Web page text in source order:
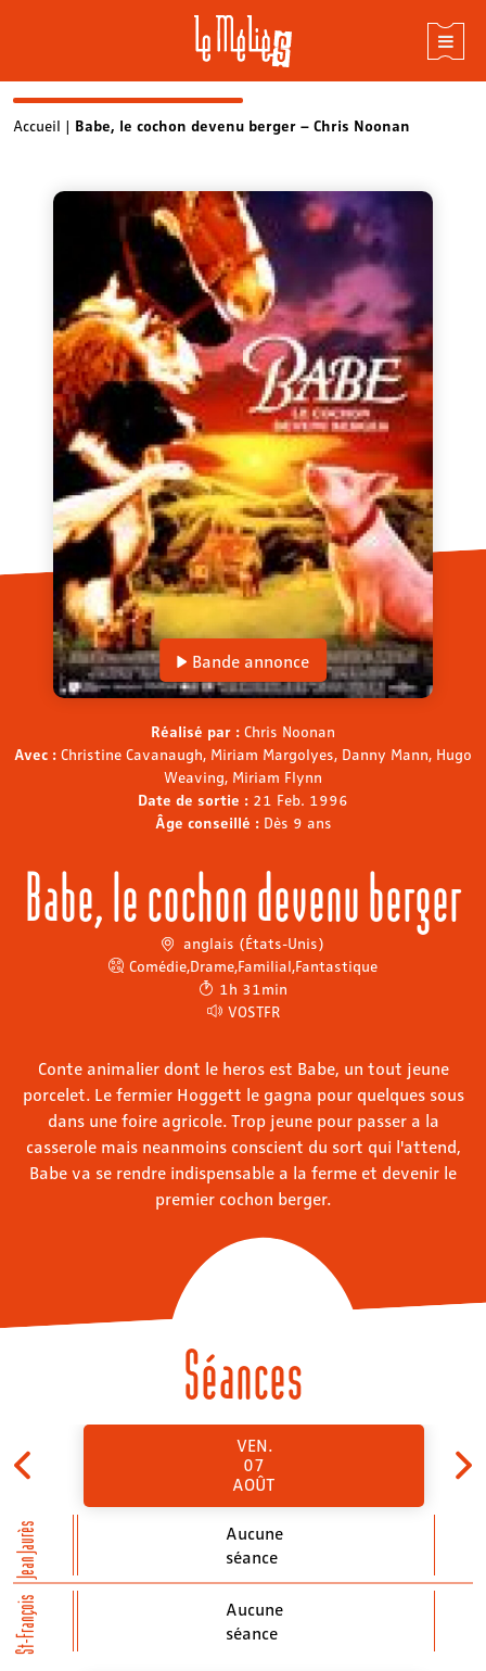
SkipAccueil | Babe, le cochon devenu berger – Chris Noonan
Bande annonce
Réalisé par : Chris Noonan
Avec : Christine Cavanaugh, Miriam Margolyes, Danny Mann, Hugo
Weaving, Miriam Flynn
Date de sortie : 21 Feb. 1996
Âge conseillé : Dès 9 ans
Babe, le cochon devenu berger
anglais (États-Unis)
Comédie,Drame,Familial,Fantastique
1h 31min
VOSTFR
Conte animalier dont le heros est Babe, un tout jeune
porcelet. Le fermier Hoggett le gagna pour quelques sous
dans une foire agricole. Trop jeune pour passer a la
casserole mais neanmoins conscient du sort qui l'attend,
Babe va se rendre indispensable a la ferme et devenir le
premier cochon berger.
Séances
Jean Jaurès
St-François
VEN.
07
AOÛT
Aucune
séance
Aucune
séance